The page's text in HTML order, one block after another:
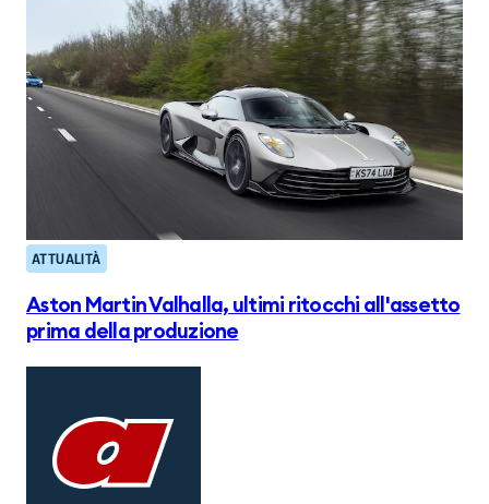
ATTUALITÀ
Aston Martin Valhalla, ultimi ritocchi all'assetto
prima della produzione